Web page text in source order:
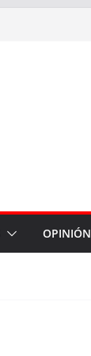
OPINIÓN